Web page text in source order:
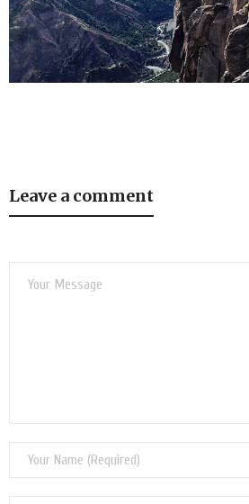
Leave a comment